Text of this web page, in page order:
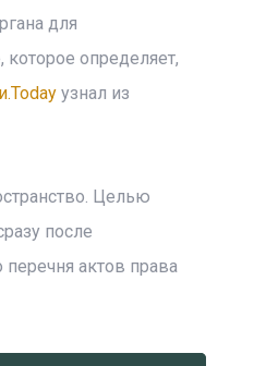
для
определяет,
узнал из
Целью
после
актов права